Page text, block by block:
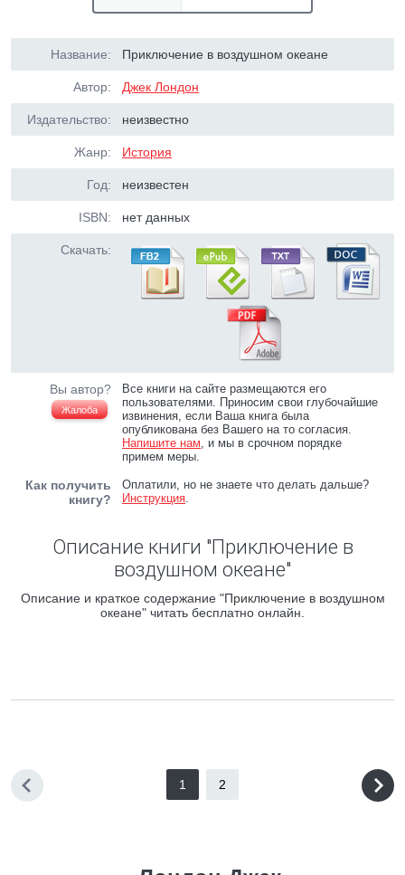
Название: Приключение в воздушном океане
Автор: Джек Лондон
Издательство: неизвестно
Жанр: История
Год: неизвестен
ISBN: нет данных
Скачать:
Вы автор?
Жалоба
Все книги на сайте размещаются его
пользователями. Приносим свои глубочайшие
извинения, если Ваша книга была
опубликована без Вашего на то согласия.
Напишите нам, и мы в срочном порядке
примем меры.
Как получить
книгу?
Оплатили, но не знаете что делать дальше?
Инструкция.
Описание книги "Приключение в
воздушном океане"
Описание и краткое содержание "Приключение в воздушном
океане" читать бесплатно онлайн.
1 2